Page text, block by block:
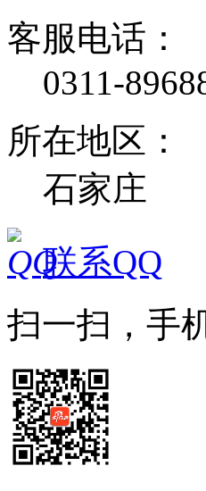
客服电话：
0311-
所在地区：
石家庄
联系QQ
扫一扫，手